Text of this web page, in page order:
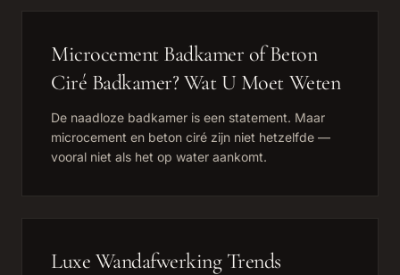
Microcement Badkamer of Beton
Ciré Badkamer? Wat U Moet Weten
De naadloze badkamer is een statement. Maar
microcement en beton ciré zijn niet hetzelfde —
vooral niet als het op water aankomt.
Luxe Wandafwerking Trends